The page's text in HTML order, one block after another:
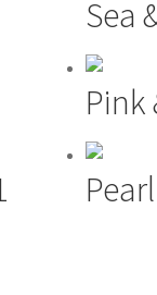
Sea
Pink